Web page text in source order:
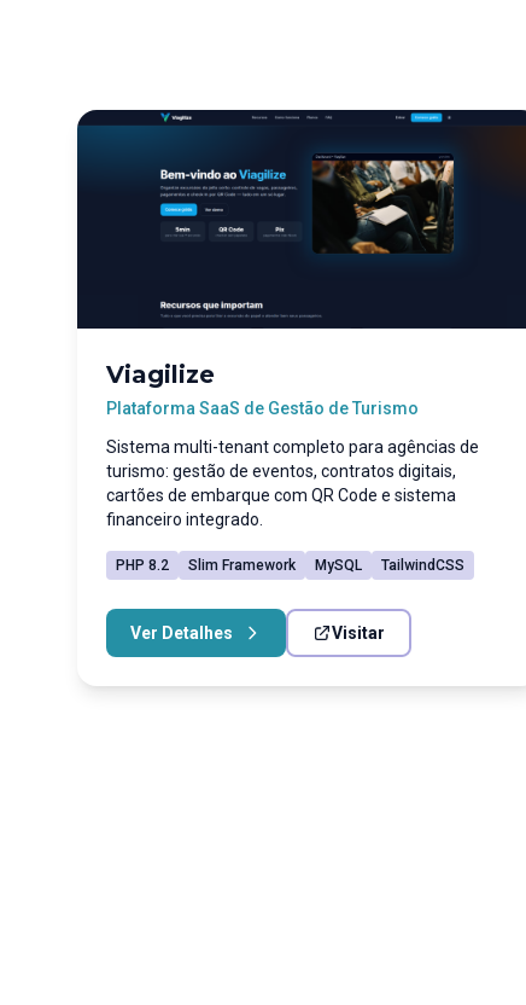
Viagilize
Plataforma SaaS de Gestão de Turismo
Sistema multi-tenant completo para agências de
turismo: gestão de eventos, contratos digitais,
cartões de embarque com QR Code e sistema
financeiro integrado.
PHP 8.2 Slim Framework MySQL TailwindCSS
Ver Detalhes Visitar